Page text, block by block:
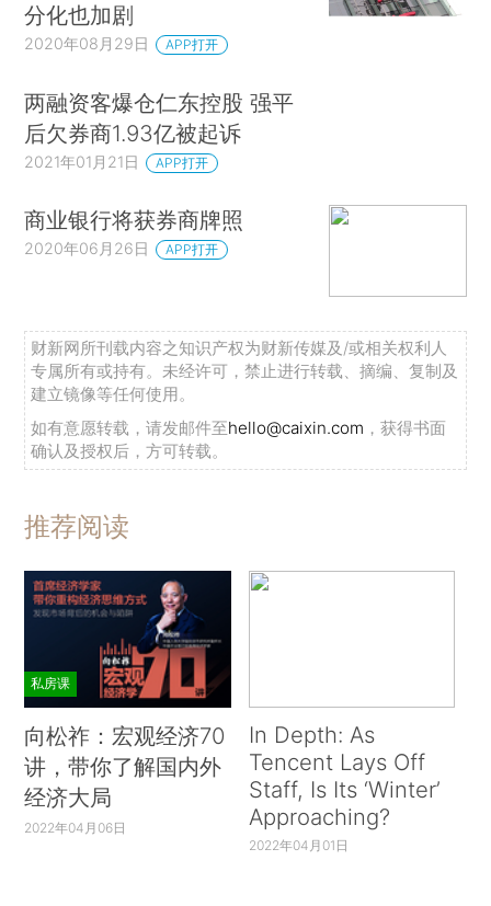
分化也加剧
2020年08月29日 APP打开
两融资客爆仓仁东控股 强平
后欠券商1.93亿被起诉
2021年01月21日 APP打开
商业银行将获券商牌照
2020年06月26日 APP打开
财新网所刊载内容之知识产权为财新传媒及/或相关权利人
专属所有或持有。未经许可，禁止进行转载、摘编、复制及
建立镜像等任何使用。
如有意愿转载，请发邮件至hello@caixin.com ，获得书面
确认及授权后，方可转载。
推荐阅读
私房课
向松祚：宏观经济70
讲，带你了解国内外
经济大局
2022年04月06日
In Depth: As
Tencent Lays Off
Staff, Is Its ‘Winter’
Approaching?
2022年04月01日